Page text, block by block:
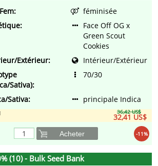
féminisée
Face Off OG x
Green Scout
Cookies
Extérieur:
Intérieur/Extérieur
Sativa):
70/30
Sativa: principale Indica
36,42 US$
32,41 US$
-11%
Acheter
(10) - Bulk Seed Bank